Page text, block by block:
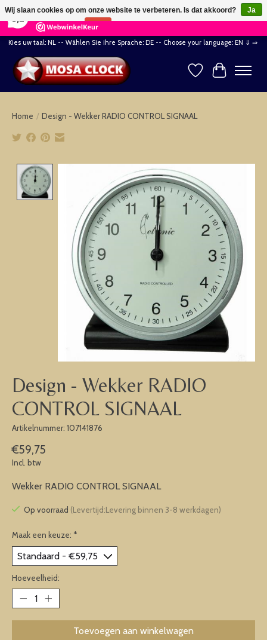
164 Reviews ×
Kies uw taal: NL -- Wählen Sie ihre Sprache: DE -- Choose your language: EN ⇓ ⇒
Verlanglijst
Home / Design - Wekker RADIO CONTROL SIGNAAL
Product image slideshow Items
Design - Wekker RADIO
CONTROL SIGNAAL
Artikelnummer: 107141876
€59,75
Incl. btw
Wekker RADIO CONTROL SIGNAAL
Op voorraad (Levertijd:Levering binnen 3-8 werkdagen)
Maak een keuze: *
Hoeveelheid:
Toevoegen aan winkelwagen
Wij slaan cookies op om onze website te verbeteren. Is dat akkoord?
Ja
Nee